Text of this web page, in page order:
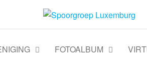
FOTOALBUM